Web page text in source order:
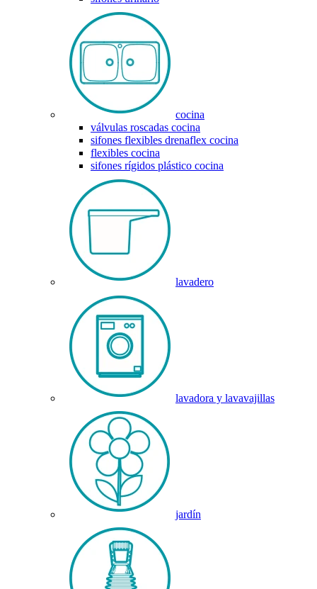
cocina
válvulas roscadas cocina
sifones flexibles drenaflex cocina
flexibles cocina
sifones rígidos plástico cocina
lavadero
lavadora y lavavajillas
jardín